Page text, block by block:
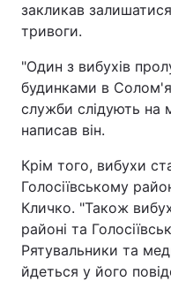
закликав
тривоги.
"Один з вибухів
будинками в
служби слідують на
написав він.
Крім того, вибухи
Голосіївському
Кличко. "Також
районі та
Рятувальники та
йдеться у його